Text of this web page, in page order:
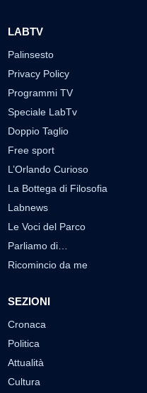
LABTV
Palinsesto
Privacy Policy
Programmi TV
Speciale LabTv
Doppio Taglio
Free sport
L’Orlando Curioso
La Bottega di Filosofia
Labnews
Le Voci del Parco
Parliamo di…
Ricomincio da me
SEZIONI
Cronaca
Politica
Attualità
Cultura